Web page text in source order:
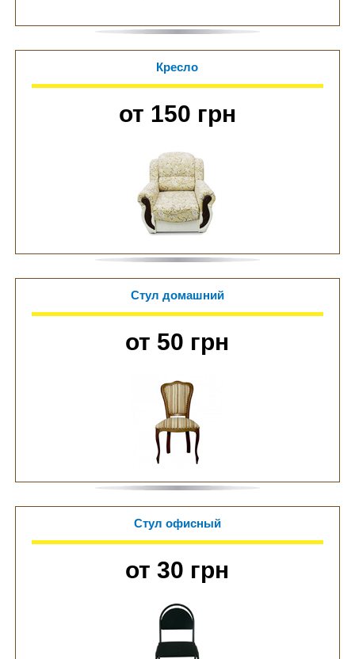
Кресло
от 150 грн
Стул домашний
от 50 грн
Стул офисный
от 30 грн